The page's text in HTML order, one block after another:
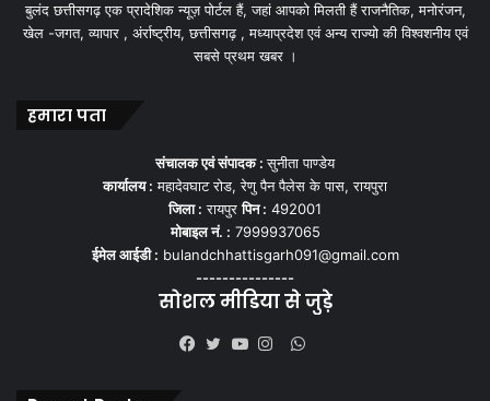
बुलंद छत्तीसगढ़ एक प्रादेशिक न्यूज़ पोर्टल हैं, जहां आपको मिलती हैं राजनैतिक, मनोरंजन,
खेल -जगत, व्यापार , अंर्राष्ट्रीय, छत्तीसगढ़ , मध्याप्रदेश एवं अन्य राज्यो की विश्वशनीय एवं
सबसे प्रथम खबर ।
हमारा पता
संचालक एवं संपादक :सुनीता पाण्डेय
कार्यालय : महादेवघाट रोड, रेणु पैन पैलेस के पास, रायपुरा
जिला : रायपुरपिन : 492001
मोबाइल नं. : 7999937065
ईमेल आईडी : bulandchhattisgarh091@gmail.com
---------------
सोशल मीडिया से जुड़े
WhatsApp